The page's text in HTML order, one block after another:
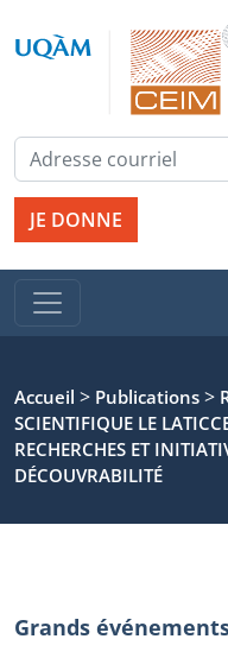
JE DONNE
Accueil > Publications >
SCIENTIFIQUE LE
RECHERCHES ET
DÉCOUVRABILITÉ
Grands